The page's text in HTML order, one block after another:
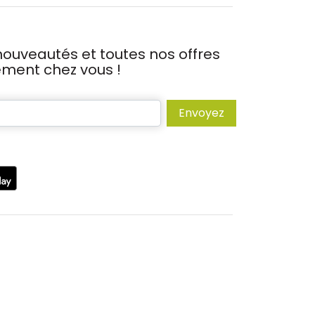
et toutes nos offres
chez vous !
Envoyez